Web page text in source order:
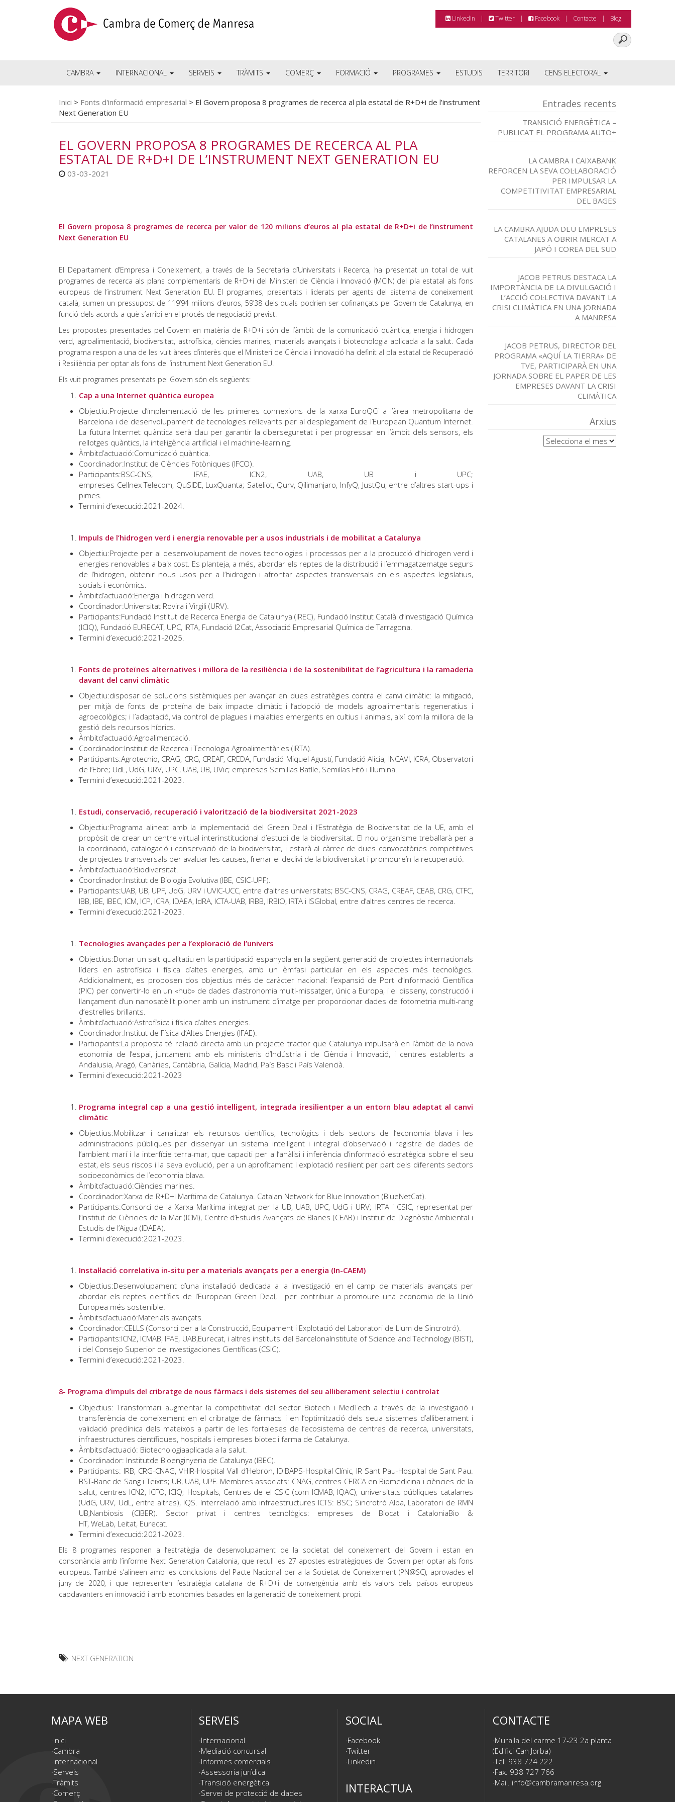
Linkedin Twitter Facebook Contacte Blog
CAMBRA INTERNACIONAL SERVEIS TRÀMITS COMERÇ FORMACIÓ PROGRAMES ESTUDIS TERRITORI CENS ELECTORAL
Inici > Fonts d'informació empresarial > El Govern proposa 8 programes de recerca al pla estatal de R+D+i de l’instrument
Next Generation EU
EL GOVERN PROPOSA 8 PROGRAMES DE RECERCA AL PLA
ESTATAL DE R+D+I DE L’INSTRUMENT NEXT GENERATION EU
03-03-2021
El Govern proposa 8 programes de recerca per valor de 120 milions d’euros al pla estatal de R+D+i de l’instrument
Next Generation EU
El Departament d’Empresa i Coneixement, a través de la Secretaria d’Universitats i Recerca, ha presentat un total de vuit
programes de recerca als plans complementaris de R+D+i del Ministeri de Ciència i Innovació (MCIN) del pla estatal als fons
europeus de l’instrument Next Generation EU. El programes, presentats i liderats per agents del sistema de coneixement
català, sumen un pressupost de 119’94 milions d’euros, 59’38 dels quals podrien ser cofinançats pel Govern de Catalunya, en
funció dels acords a què s’arribi en el procés de negociació previst.
Les propostes presentades pel Govern en matèria de R+D+i són de l’àmbit de la comunicació quàntica, energia i hidrogen
verd, agroalimentació, biodiversitat, astrofísica, ciències marines, materials avançats i biotecnologia aplicada a la salut. Cada
programa respon a una de les vuit àrees d’interès que el Ministeri de Ciència i Innovació ha definit al pla estatal de Recuperació
i Resiliència per optar als fons de l’instrument Next Generation EU.
Els vuit programes presentats pel Govern són els següents:
Cap a una Internet quàntica europea
Objectiu:Projecte d’implementació de les primeres connexions de la xarxa EuroQCi a l’àrea metropolitana de
Barcelona i de desenvolupament de tecnologies rellevants per al desplegament de l’European Quantum Internet.
La futura Internet quàntica serà clau per garantir la ciberseguretat i per progressar en l’àmbit dels sensors, els
rellotges quàntics, la intel·ligència artificial i el machine-learning.
Àmbitd’actuació:Comunicació quàntica.
Coordinador:Institut de Ciències Fotòniques (IFCO).
Participants:BSC-CNS, IFAE, ICN2, UAB, UB i UPC;
empreses Cellnex Telecom, QuSIDE, LuxQuanta; Sateliot, Qurv, Qilimanjaro, InfyQ, JustQu, entre d’altres start-ups i
pimes.
Termini d’execució:2021-2024.
Impuls de l’hidrogen verd i energia renovable per a usos industrials i de mobilitat a Catalunya
Objectiu:Projecte per al desenvolupament de noves tecnologies i processos per a la producció d’hidrogen verd i
energies renovables a baix cost. Es planteja, a més, abordar els reptes de la distribució i l’emmagatzematge segurs
de l’hidrogen, obtenir nous usos per a l’hidrogen i afrontar aspectes transversals en els aspectes legislatius,
socials i econòmics.
Àmbitd’actuació:Energia i hidrogen verd.
Coordinador:Universitat Rovira i Virgili (URV).
Participants:Fundació Institut de Recerca Energia de Catalunya (IREC), Fundació Institut Català d’Investigació Química
(ICIQ), Fundació EURECAT, UPC, IRTA, Fundació I2Cat, Associació Empresarial Química de Tarragona.
Termini d’execució:2021-2025.
Fonts de proteïnes alternatives i millora de la resiliència i de la sostenibilitat de l’agricultura i la ramaderia
davant del canvi climàtic
Objectiu:disposar de solucions sistèmiques per avançar en dues estratègies contra el canvi climàtic: la mitigació,
per mitjà de fonts de proteïna de baix impacte climàtic i l’adopció de models agroalimentaris regeneratius i
agroecològics; i l’adaptació, via control de plagues i malalties emergents en cultius i animals, així com la millora de la
gestió dels recursos hídrics.
Àmbitd’actuació:Agroalimentació.
Coordinador:Institut de Recerca i Tecnologia Agroalimentàries (IRTA).
Participants:Agrotecnio, CRAG, CRG, CREAF, CREDA, Fundació Miquel Agustí, Fundació Alicia, INCAVI, ICRA, Observatori
de l’Ebre; UdL, UdG, URV, UPC, UAB, UB, UVic; empreses Semillas Batlle, Semillas Fitó i Illumina.
Termini d’execució:2021-2023.
Estudi, conservació, recuperació i valorització de la biodiversitat 2021-2023
Objectiu:Programa alineat amb la implementació del Green Deal i l’Estratègia de Biodiversitat de la UE, amb el
propòsit de crear un centre virtual interinstitucional d’estudi de la biodiversitat. El nou organisme treballarà per a
la coordinació, catalogació i conservació de la biodiversitat, i estarà al càrrec de dues convocatòries competitives
de projectes transversals per avaluar les causes, frenar el declivi de la biodiversitat i promoure’n la recuperació.
Àmbitd’actuació:Biodiversitat.
Coordinador:Institut de Biologia Evolutiva (IBE, CSIC-UPF).
Participants:UAB, UB, UPF, UdG, URV i UVIC-UCC, entre d’altres universitats; BSC-CNS, CRAG, CREAF, CEAB, CRG, CTFC,
IBB, IBE, IBEC, ICM, ICP, ICRA, IDAEA, IdRA, ICTA-UAB, IRBB, IRBIO, IRTA i ISGlobal, entre d’altres centres de recerca.
Termini d’execució:2021-2023.
Tecnologies avançades per a l’exploració de l’univers
Objectius:Donar un salt qualitatiu en la participació espanyola en la següent generació de projectes internacionals
líders en astrofísica i física d’altes energies, amb un èmfasi particular en els aspectes més tecnològics.
Addicionalment, es proposen dos objectius més de caràcter nacional: l’expansió de Port d’Informació Científica
(PIC) per convertir-lo en un «hub» de dades d’astronomia multi-missatger, únic a Europa, i el disseny, construcció i
llançament d’un nanosatèl·lit pioner amb un instrument d’imatge per proporcionar dades de fotometria multi-rang
d’estrelles brillants.
Àmbitd’actuació:Astrofísica i física d’altes energies.
Coordinador:Institut de Física d’Altes Energies (IFAE).
Participants:La proposta té relació directa amb un projecte tractor que Catalunya impulsarà en l’àmbit de la nova
economia de l’espai, juntament amb els ministeris d’Indústria i de Ciència i Innovació, i centres establerts a
Andalusia, Aragó, Canàries, Cantàbria, Galícia, Madrid, País Basc i País Valencià.
Termini d’execució:2021-2023
Programa integral cap a una gestió intel·ligent, integrada iresilientper a un entorn blau adaptat al canvi
climàtic
Objectius:Mobilitzar i canalitzar els recursos científics, tecnològics i dels sectors de l’economia blava i les
administracions públiques per dissenyar un sistema intel·ligent i integral d’observació i registre de dades de
l’ambient marí i la interfície terra-mar, que capaciti per a l’anàlisi i inferència d’informació estratègica sobre el seu
estat, els seus riscos i la seva evolució, per a un aprofitament i explotació resilient per part dels diferents sectors
socioeconòmics de l’economia blava.
Àmbitd’actuació:Ciències marines.
Coordinador:Xarxa de R+D+I Marítima de Catalunya. Catalan Network for Blue Innovation (BlueNetCat).
Participants:Consorci de la Xarxa Marítima integrat per la UB, UAB, UPC, UdG i URV; IRTA i CSIC, representat per
l’Institut de Ciències de la Mar (ICM), Centre d’Estudis Avançats de Blanes (CEAB) i Institut de Diagnòstic Ambiental i
Estudis de l’Aigua (IDAEA).
Termini d’execució:2021-2023.
Instal·lació correlativa in-situ per a materials avançats per a energia (In-CAEM)
Objectius:Desenvolupament d’una instal·lació dedicada a la investigació en el camp de materials avançats per
abordar els reptes científics de l’European Green Deal, i per contribuir a promoure una economia de la Unió
Europea més sostenible.
Àmbitsd’actuació:Materials avançats.
Coordinador:CELLS (Consorci per a la Construcció, Equipament i Explotació del Laboratori de Llum de Sincrotró).
Participants:ICN2, ICMAB, IFAE, UAB,Eurecat, i altres instituts del BarcelonaInstitute of Science and Technology (BIST),
i del Consejo Superior de Investigaciones Científicas (CSIC).
Termini d’execució:2021-2023.
8- Programa d’impuls del cribratge de nous fàrmacs i dels sistemes del seu alliberament selectiu i controlat
Objectius: Transformari augmentar la competitivitat del sector Biotech i MedTech a través de la investigació i
transferència de coneixement en el cribratge de fàrmacs i en l’optimització dels seua sistemes d’alliberament i
validació preclínica dels mateixos a partir de les fortaleses de l’ecosistema de centres de recerca, universitats,
infraestructures científiques, hospitals i empreses biotec i farma de Catalunya.
Àmbitsd’actuació: Biotecnologiaaplicada a la salut.
Coordinador: Institutde Bioenginyeria de Catalunya (IBEC).
Participants: IRB, CRG-CNAG, VHIR-Hospital Vall d’Hebron, IDIBAPS-Hospital Clínic, IR Sant Pau-Hospital de Sant Pau.
BST-Banc de Sang i Teixits; UB, UAB, UPF. Membres associats: CNAG, centres CERCA en Biomedicina i ciències de la
salut, centres ICN2, ICFO, ICIQ; Hospitals, Centres de el CSIC (com ICMAB, IQAC), universitats públiques catalanes
(UdG, URV, UdL, entre altres), IQS. Interrelació amb infraestructures ICTS: BSC; Sincrotró Alba, Laboratori de RMN
UB,Nanbiosis (CIBER). Sector privat i centres tecnològics: empreses de Biocat i CataloniaBio &
HT, WeLab, Leitat, Eurecat.
Termini d’execució:2021-2023.
Els 8 programes responen a l’estratègia de desenvolupament de la societat del coneixement del Govern i estan en
consonància amb l’informe Next Generation Catalonia, que recull les 27 apostes estratègiques del Govern per optar als fons
europeus. També s’alineen amb les conclusions del Pacte Nacional per a la Societat de Coneixement (PN@SC), aprovades el
juny de 2020, i que representen l’estratègia catalana de R+D+i de convergència amb els valors dels països europeus
capdavanters en innovació i amb economies basades en la generació de coneixement propi.
NEXT GENERATION
Entrades recents
TRANSICIÓ ENERGÈTICA –
PUBLICAT EL PROGRAMA AUTO+
LA CAMBRA I CAIXABANK
REFORCEN LA SEVA COL·LABORACIÓ
PER IMPULSAR LA
COMPETITIVITAT EMPRESARIAL
DEL BAGES
LA CAMBRA AJUDA DEU EMPRESES
CATALANES A OBRIR MERCAT A
JAPÓ I COREA DEL SUD
JACOB PETRUS DESTACA LA
IMPORTÀNCIA DE LA DIVULGACIÓ I
L’ACCIÓ COL·LECTIVA DAVANT LA
CRISI CLIMÀTICA EN UNA JORNADA
A MANRESA
JACOB PETRUS, DIRECTOR DEL
PROGRAMA «AQUÍ LA TIERRA» DE
TVE, PARTICIPARÀ EN UNA
JORNADA SOBRE EL PAPER DE LES
EMPRESES DAVANT LA CRISI
CLIMÀTICA
Arxius
Arxius
MAPA WEB
Inici
Cambra
Internacional
Serveis
Tràmits
Comerç
SERVEIS
Internacional
Mediació concursal
Informes comercials
Assessoria jurídica
Transició energètica
Servei de protecció de dades
SOCIAL
Facebook
Twitter
Linkedin
INTERACTUA
CONTACTE
Muralla del carme 17-23 2a planta
(Edifici Can Jorba)
Tel. 938 724 222
Fax. 938 727 766
Mail. info@cambramanresa.org